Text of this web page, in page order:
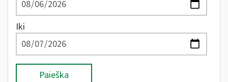
Iki
Paieška